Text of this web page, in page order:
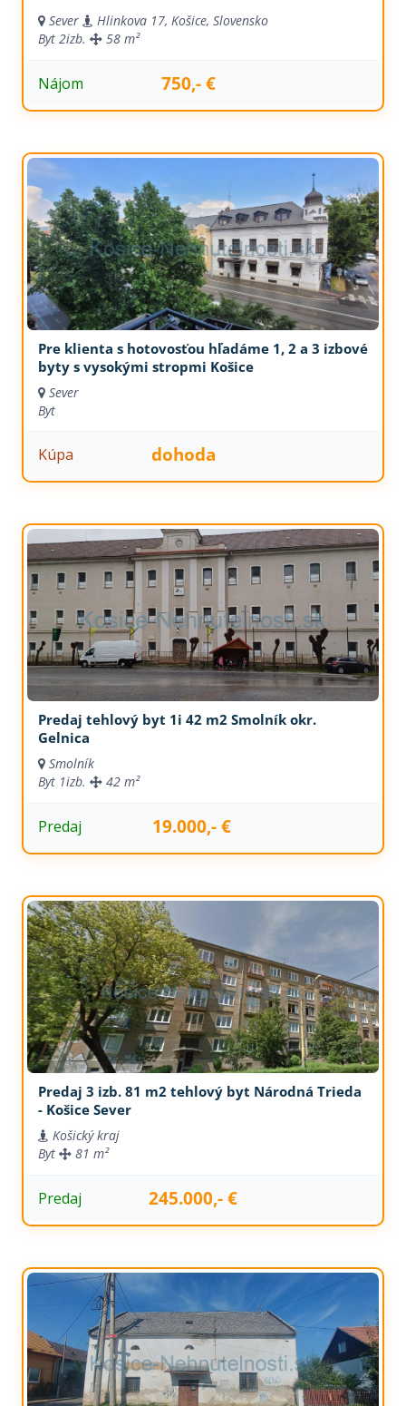
Sever
Hlinkova 17, Košice, Slovensko
Byt 2izb. 58 m²
Nájom 750,- €
Pre klienta s hotovosťou hľadáme 1, 2 a 3 izbové
byty s vysokými stropmi Košice
Sever
Byt
Kúpa dohoda
Predaj tehlový byt 1i 42 m2 Smolník okr.
Gelnica
Smolník
Byt 1izb. 42 m²
Predaj 19.000,- €
Predaj 3 izb. 81 m2 tehlový byt Národná Trieda
- Košice Sever
Košický kraj
Byt
81 m²
Predaj 245.000,- €